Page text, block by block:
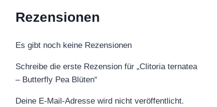
Rezensionen
Es gibt noch keine Rezensionen
Schreibe die erste Rezension für „Clitoria ternatea
– Butterfly Pea Blüten“
Deine E-Mail-Adresse wird nicht veröffentlicht.